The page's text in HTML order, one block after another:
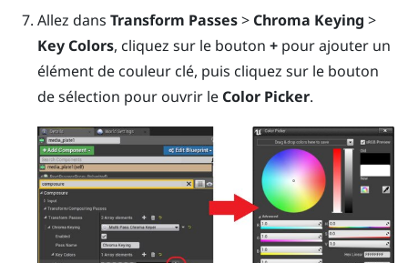
Allez dans Transform Passes> Chroma Keying >
Key Colors, cliquez sur le bouton +pour ajouter un
élément de couleur clé, puis cliquez sur le bouton
de sélection pour ouvrir le Color Picker.